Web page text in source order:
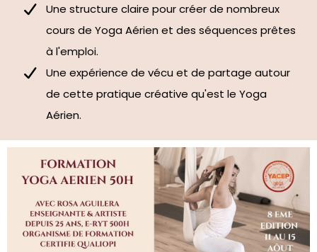
Une structure claire pour créer de nombreux
cours de Yoga Aérien et des séquences prêtes
à l'emploi.
Une expérience de vécu et de partage autour
de cette pratique créative qu'est le Yoga
Aérien.